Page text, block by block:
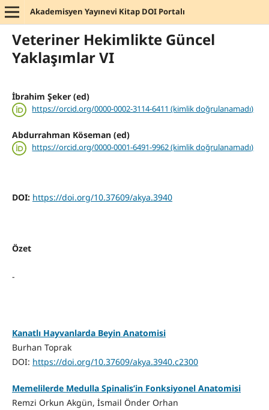
Akademisyen Yayınevi Kitap DOI Portalı
Veteriner Hekimlikte Güncel
Yaklaşımlar VI
İbrahim Şeker (ed)
https://orcid.org/0000-0002-3114-6411 (kimlik doğrulanamadı)
Abdurrahman Köseman (ed)
https://orcid.org/0000-0001-6491-9962 (kimlik doğrulanamadı)
DOI: https://doi.org/10.37609/akya.3940
Özet
-
Kanatlı Hayvanlarda Beyin Anatomisi
Burhan Toprak
DOI: https://doi.org/10.37609/akya.3940.c2300
Memelilerde Medulla Spinalis’in Fonksiyonel Anatomisi
Remzi Orkun Akgün, İsmail Önder Orhan